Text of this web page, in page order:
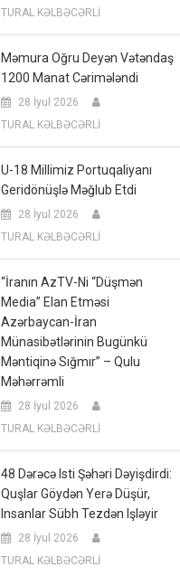
TURAL KƏLBƏCƏRLİ
Məmura Oğru Deyən Vətəndaş
1200 Manat Cərimələndi
28 İyul 2026
TURAL KƏLBƏCƏRLİ
U-18 Millimiz Portuqaliyanı
Geridönüşlə Məğlub Etdi
28 İyul 2026
TURAL KƏLBƏCƏRLİ
“İranın AzTV-Ni “düşmən
Media” Elan Etməsi
Azərbaycan-İran
Münasibətlərinin Bugünkü
Məntiqinə Sığmır” – Qulu
Məhərrəmli
28 İyul 2026
TURAL KƏLBƏCƏRLİ
48 Dərəcə Isti Şəhəri Dəyişdirdi:
Quşlar Göydən Yerə Düşür,
Insanlar Sübh Tezdən Işləyir
28 İyul 2026
TURAL KƏLBƏCƏRLİ